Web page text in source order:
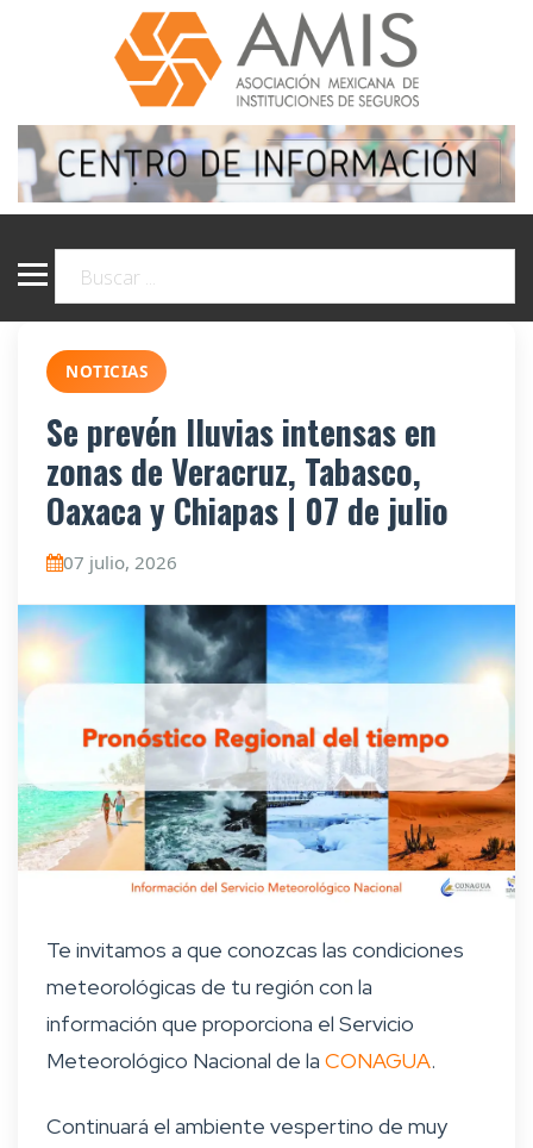
NOTICIAS
Se prevén lluvias intensas en
zonas de Veracruz, Tabasco,
Oaxaca y Chiapas | 07 de julio
07 julio, 2026
Te invitamos a que conozcas las condiciones
meteorológicas de tu región con la
información que proporciona el Servicio
Meteorológico Nacional de la CONAGUA.
Continuará el ambiente vespertino de muy